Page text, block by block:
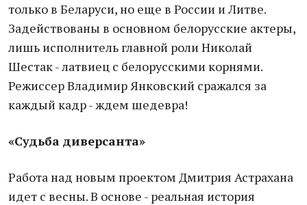
только в Беларуси, но еще в России и Литве.
Задействованы в основном белорусские актеры,
лишь исполнитель главной роли Николай
Шестак - латвиец с белорусскими корнями.
Режиссер Владимир Янковский сражался за
каждый кадр - ждем шедевра!
«Судьба диверсанта»
Работа над новым проектом Дмитрия Астрахана
идет с весны. В основе - реальная история